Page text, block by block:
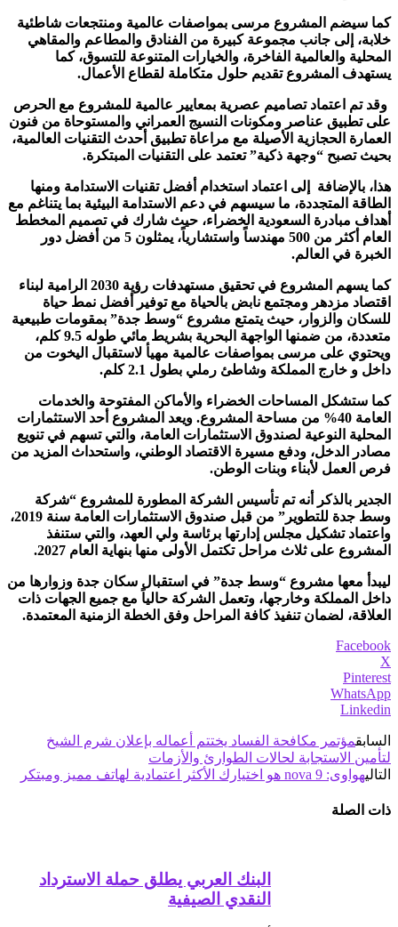
كما سيضم المشروع مرسى بمواصفات عالمية ومنتجعات شاطئية
خلابة، إلى جانب مجموعة كبيرة من الفنادق والمطاعم والمقاهي
المحلية والعالمية الفاخرة، والخيارات المتنوعة للتسوق، كما
يستهدف المشروع تقديم حلول متكاملة لقطاع الأعمال.
وقد تم اعتماد تصاميم عصرية بمعايير عالمية للمشروع مع الحرص
على تطبيق عناصر ومكونات النسيج العمراني والمستوحاة من فنون
العمارة الحجازية الأصيلة مع مراعاة تطبيق أحدث التقنيات العالمية،
بحيث تصبح “وجهة ذكية” تعتمد على التقنيات المبتكرة.
هذا، بالإضافة إلى اعتماد استخدام أفضل تقنيات الاستدامة ومنها
الطاقة المتجددة، ما سيسهم في دعم الاستدامة البيئية بما يتناغم مع
أهداف مبادرة السعودية الخضراء، حيث شارك في تصميم المخطط
العام أكثر من 500 مهندساً واستشارياً، يمثلون 5 من أفضل دور
الخبرة في العالم.
كما يسهم المشروع في تحقيق مستهدفات رؤية 2030 الرامية لبناء
اقتصاد مزدهر ومجتمع نابض بالحياة مع توفير أفضل نمط حياة
للسكان والزوار، حيث يتمتع مشروع “وسط جدة” بمقومات طبيعية
متعددة، من ضمنها الواجهة البحرية بشريط مائي طوله 9.5 كلم،
ويحتوي على مرسى بمواصفات عالمية مهيأ لاستقبال اليخوت من
داخل و خارج المملكة وشاطئ رملي بطول 2.1 كلم.
كما ستشكل المساحات الخضراء والأماكن المفتوحة والخدمات
العامة 40% من مساحة المشروع. ويعد المشروع أحد الاستثمارات
المحلية النوعية لصندوق الاستثمارات العامة، والتي تسهم في تنويع
مصادر الدخل، ودفع مسيرة الاقتصاد الوطني، واستحداث المزيد من
فرص العمل لأبناء وبنات الوطن.
الجدير بالذكر أنه تم تأسيس الشركة المطورة للمشروع “شركة
وسط جدة للتطوير” من قبل صندوق الاستثمارات العامة سنة 2019،
واعتماد تشكيل مجلس إدارتها برئاسة ولي العهد، والتي ستنفذ
المشروع على ثلاث مراحل تكتمل الأولى منها بنهاية العام 2027.
ليبدأ معها مشروع “وسط جدة” في استقبال سكان جدة وزوارها من
داخل المملكة وخارجها، وتعمل الشركة حالياً مع جميع الجهات ذات
العلاقة، لضمان تنفيذ كافة المراحل وفق الخطة الزمنية المعتمدة.
Facebook
X
Pinterest
WhatsApp
Linkedin
السابقمؤتمر مكافحة الفساد يختتم أعماله بإعلان شرم الشيخ
لتأمين الاستجابة لحالات الطوارئ والأزمات
التاليهواوى: nova 9 هو اختيارك الأكثر اعتمادية لهاتف مميز ومبتكر
ذات الصلة
البنك العربي يطلق حملة الاسترداد
النقدي الصيفية